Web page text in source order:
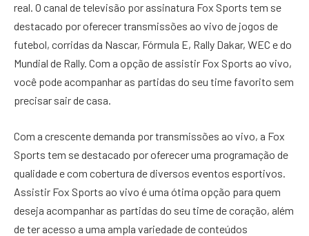
real. O canal de televisão por assinatura Fox Sports tem se
destacado por oferecer transmissões ao vivo de jogos de
futebol, corridas da Nascar, Fórmula E, Rally Dakar, WEC e do
Mundial de Rally. Com a opção de assistir Fox Sports ao vivo,
você pode acompanhar as partidas do seu time favorito sem
precisar sair de casa.
Com a crescente demanda por transmissões ao vivo, a Fox
Sports tem se destacado por oferecer uma programação de
qualidade e com cobertura de diversos eventos esportivos.
Assistir Fox Sports ao vivo é uma ótima opção para quem
deseja acompanhar as partidas do seu time de coração, além
de ter acesso a uma ampla variedade de conteúdos